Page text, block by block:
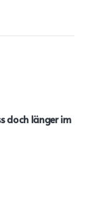
doch länger im